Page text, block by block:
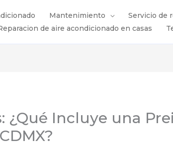
Mantenimiento
Servicio de
de aire acondicionado en casas
¿Qué Incluye una